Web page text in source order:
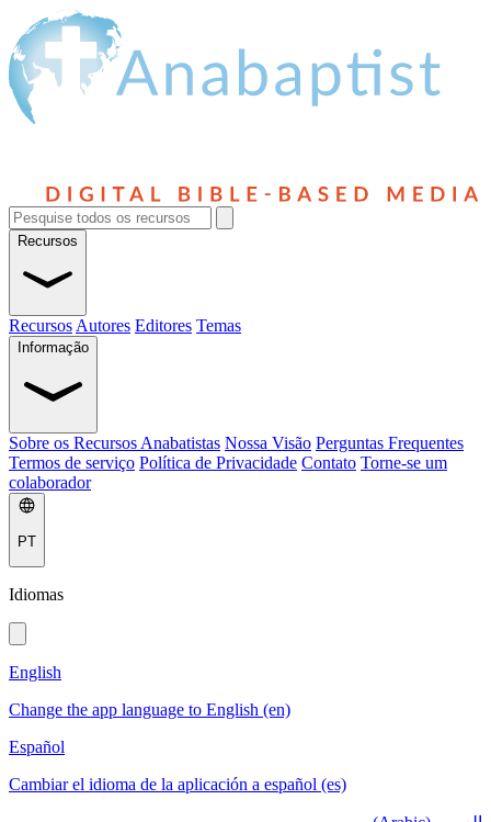
Recursos
Recursos Autores Editores Temas
Informação
Sobre os Recursos Anabatistas Nossa Visão Perguntas Frequentes
Termos de serviço Política de Privacidade Contato Torne-se um
colaborador
PT
Idiomas
English
Change the app language to English (en)
Español
Cambiar el idioma de la aplicación a español (es)